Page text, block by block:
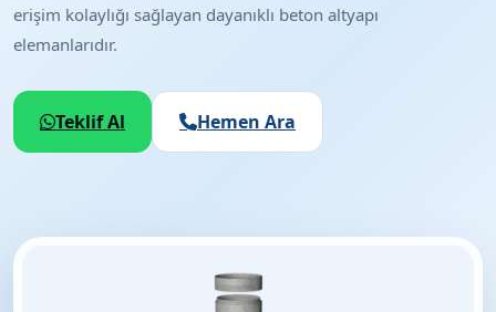
erişim kolaylığı sağlayan dayanıklı beton altyapı
elemanlarıdır.
Teklif Al Hemen Ara